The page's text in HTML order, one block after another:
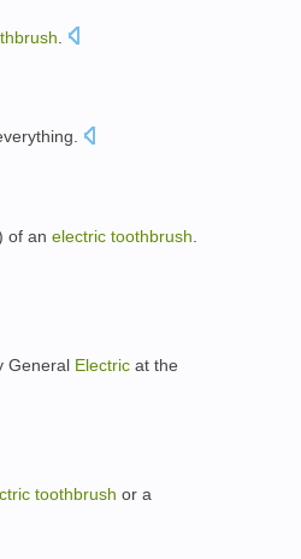
.
of an electric toothbrush
General Electric at the
toothbrush or a